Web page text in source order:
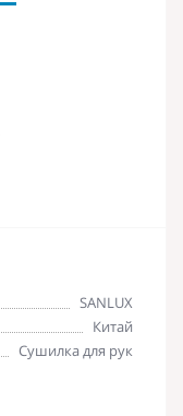
SANLUX
Китай
Сушилка для рук